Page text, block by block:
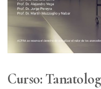
Curso: